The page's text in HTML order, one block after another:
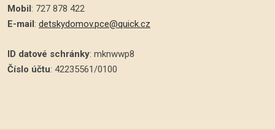
Mobil: 727 878 422
E-mail: detskydomov.pce@quick.cz
ID datové schránky: mknwwp8
Číslo účtu: 42235561/0100